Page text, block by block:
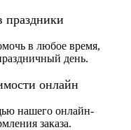
праздники
в любое время,
день.
онлайн
нашего онлайн-
заказа.